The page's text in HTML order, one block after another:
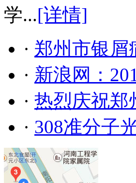
学...[详情]
· 郑州市银屑
· 新浪网：
· 热烈庆祝郑
· 308准分子